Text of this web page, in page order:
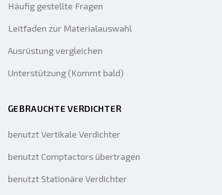
Häufig gestellte Fragen
Leitfaden zur Materialauswahl
Ausrüstung vergleichen
Unterstützung (Kommt bald)
GEBRAUCHTE VERDICHTER
benutzt Vertikale Verdichter
benutzt Comptactors übertragen
benutzt Stationäre Verdichter